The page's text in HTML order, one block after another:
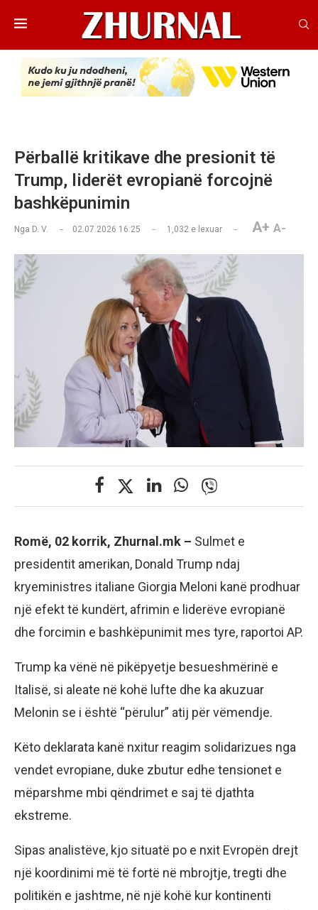
Përballë kritikave dhe presionit të
Trump, liderët evropianë forcojnë
bashkëpunimin
Nga D. V. 02.07.2026 16:25 1,032 e lexuar A+ A-
Romë, 02 korrik, Zhurnal.mk – Sulmet e
presidentit amerikan, Donald Trump ndaj
kryeministres italiane Giorgia Meloni kanë prodhuar
një efekt të kundërt, afrimin e liderëve evropianë
dhe forcimin e bashkëpunimit mes tyre, raportoi AP.
Trump ka vënë në pikëpyetje besueshmërinë e
Italisë, si aleate në kohë lufte dhe ka akuzuar
Melonin se i është “përulur” atij për vëmendje.
Këto deklarata kanë nxitur reagim solidarizues nga
vendet evropiane, duke zbutur edhe tensionet e
mëparshme mbi qëndrimet e saj të djathta
ekstreme.
Sipas analistëve, kjo situatë po e nxit Evropën drejt
një koordinimi më të fortë në mbrojtje, tregti dhe
politikën e jashtme, në një kohë kur kontinenti